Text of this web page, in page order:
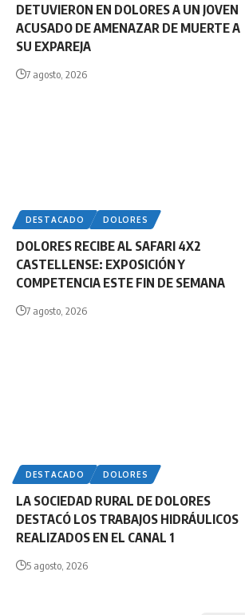
DETUVIERON EN DOLORES A UN JOVEN
ACUSADO DE AMENAZAR DE MUERTE A
SU EXPAREJA
7 agosto, 2026
DESTACADO DOLORES
DOLORES RECIBE AL SAFARI 4X2
CASTELLENSE: EXPOSICIÓN Y
COMPETENCIA ESTE FIN DE SEMANA
7 agosto, 2026
DESTACADO DOLORES
LA SOCIEDAD RURAL DE DOLORES
DESTACÓ LOS TRABAJOS HIDRÁULICOS
REALIZADOS EN EL CANAL 1
5 agosto, 2026